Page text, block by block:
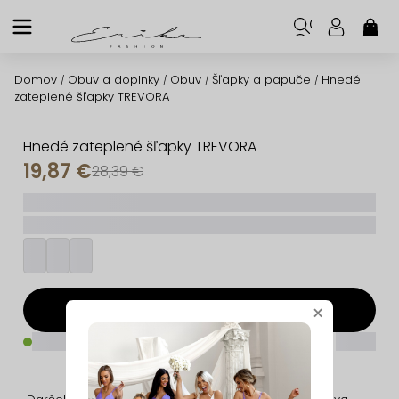
na
Domov / Obuv a doplnky / Obuv / Šľapky a papuče / Hnedé
zateplené šľapky TREVORA
Hnedé zateplené šľapky TREVORA
28,39 €
19,87 €
×